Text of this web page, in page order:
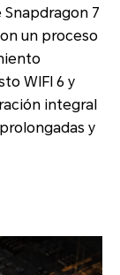
7
un proceso
WIFI 6 y
integral
y